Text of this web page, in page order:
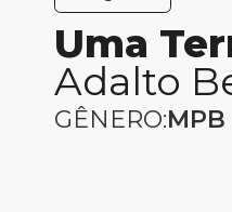
Uma
Adalto
GÊNERO:MPB